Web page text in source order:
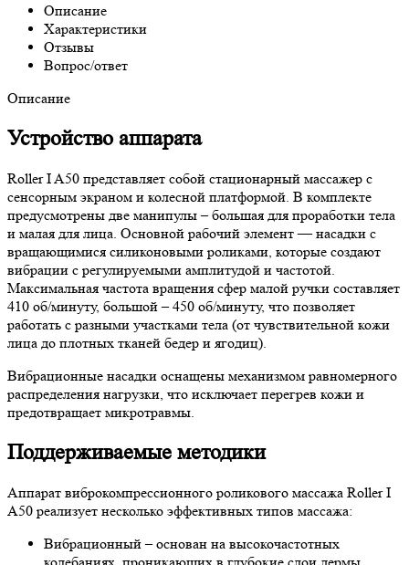
Описание
Характеристики
Отзывы
Вопрос/ответ
Описание
Устройство аппарата
Roller I A50 представляет собой стационарный массажер с
сенсорным экраном и колесной платформой. В комплекте
предусмотрены две манипулы – большая для проработки тела
и малая для лица. Основной рабочий элемент — насадки с
вращающимися силиконовыми роликами, которые создают
вибрации с регулируемыми амплитудой и частотой.
Максимальная частота вращения сфер малой ручки составляет
410 об/минуту, большой – 450 об/минуту, что позволяет
работать с разными участками тела (от чувствительной кожи
лица до плотных тканей бедер и ягодиц).
Вибрационные насадки оснащены механизмом равномерного
распределения нагрузки, что исключает перегрев кожи и
предотвращает микротравмы.
Поддерживаемые методики
Аппарат виброкомпрессионного роликового массажа Roller I
A50 реализует несколько эффективных типов массажа:
Вибрационный – основан на высокочастотных
колебаниях, проникающих в глубокие слои дермы,